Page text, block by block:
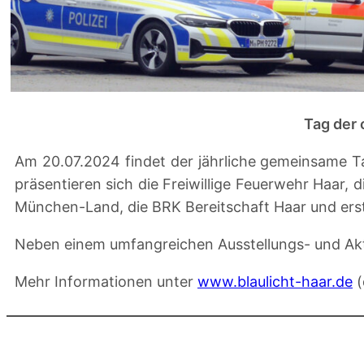
Tag der
Am 20.07.2024 findet der jährliche gemeinsame
präsentieren sich die Freiwillige Feuerwehr Haar,
München-Land, die BRK Bereitschaft Haar und
Neben einem umfangreichen Ausstellungs- und
Mehr Informationen unter www.blaulicht-haar.de